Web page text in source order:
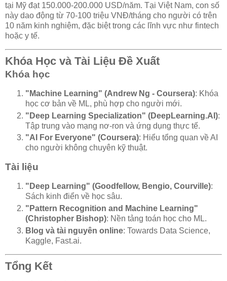
tại Mỹ đạt 150.000-200.000 USD/năm. Tại Việt Nam, con số
này dao động từ 70-100 triệu VNĐ/tháng cho người có trên
10 năm kinh nghiệm, đặc biệt trong các lĩnh vực như fintech
hoặc y tế.
Khóa Học và Tài Liệu Đề Xuất
Khóa học
"Machine Learning" (Andrew Ng - Coursera): Khóa
học cơ bản về ML, phù hợp cho người mới.
"Deep Learning Specialization" (DeepLearning.AI):
Tập trung vào mạng nơ-ron và ứng dụng thực tế.
"AI For Everyone" (Coursera): Hiểu tổng quan về AI
cho người không chuyên kỹ thuật.
Tài liệu
"Deep Learning" (Goodfellow, Bengio, Courville):
Sách kinh điển về học sâu.
"Pattern Recognition and Machine Learning"
(Christopher Bishop): Nền tảng toán học cho ML.
Blog và tài nguyên online: Towards Data Science,
Kaggle, Fast.ai.
Tổng Kết